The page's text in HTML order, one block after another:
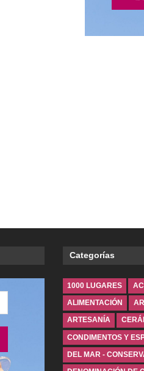
Categorías
1000 LUGARES
ALIMENTACIÓN
ARTESANÍA
CONDIMENTOS Y
DEL MAR -